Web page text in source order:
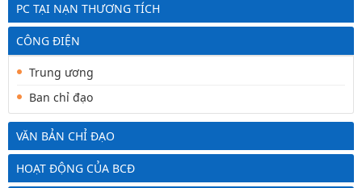
PC TẠI NẠN THƯƠNG TÍCH
CÔNG ĐIỆN
Trung ương
Ban chỉ đạo
VĂN BẢN CHỈ ĐẠO
HOẠT ĐỘNG CỦA BCĐ